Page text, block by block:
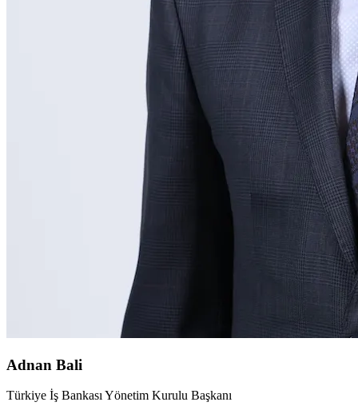
Adnan Bali
Türkiye İş Bankası Yönetim Kurulu Başkanı